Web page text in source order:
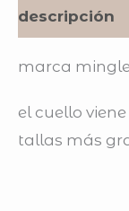
descripción
marca
el cuello
tallas más